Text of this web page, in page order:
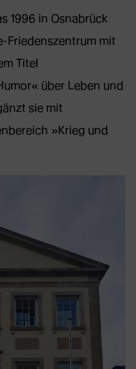
1996 in Osnabrück
Friedenszentrum mit
Titel
über Leben und
sie mit
»Krieg und